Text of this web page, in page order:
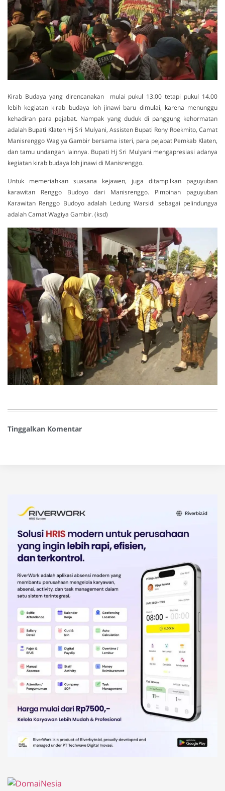
Kirab Budaya yang direncanakan mulai pukul 13.00 tetapi pukul 14.00
lebih kegiatan kirab budaya loh jinawi baru dimulai, karena menunggu
kehadiran para pejabat. Nampak yang duduk di panggung kehormatan
adalah Bupati Klaten Hj Sri Mulyani, Assisten Bupati Rony Roekmito, Camat
Manisrenggo Wagiya Gambir bersama isteri, para pejabat Pemkab Klaten,
dan tamu undangan lainnya. Bupati Hj Sri Mulyani mengapresiasi adanya
kegiatan kirab budaya loh jinawi di Manisrenggo.
Untuk memeriahkan suasana kejawen, juga ditampilkan paguyuban
karawitan Renggo Budoyo dari Manisrenggo. Pimpinan paguyuban
Karawitan Renggo Budoyo adalah Ledung Warsidi sebagai pelindungya
adalah Camat Wagiya Gambir. (ksd)
Tinggalkan Komentar